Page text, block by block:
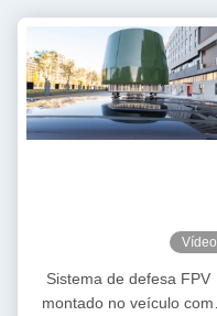
Vídeo
Sistema de defesa FPV
montado no veículo com